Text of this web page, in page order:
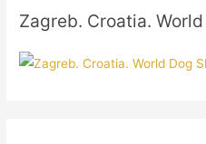
Zagreb. Croatia.